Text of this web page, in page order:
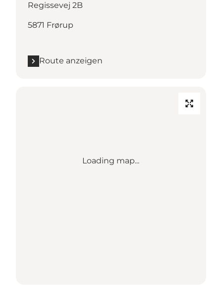
Regissevej 2B
5871 Frørup
Route anzeigen
Loading map...